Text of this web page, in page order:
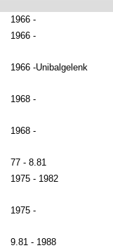
1966 -
1966 -
1966 -Unibalgelenk
1968 -
1968 -
77 - 8.81
1975 - 1982
1975 -
9.81 - 1988